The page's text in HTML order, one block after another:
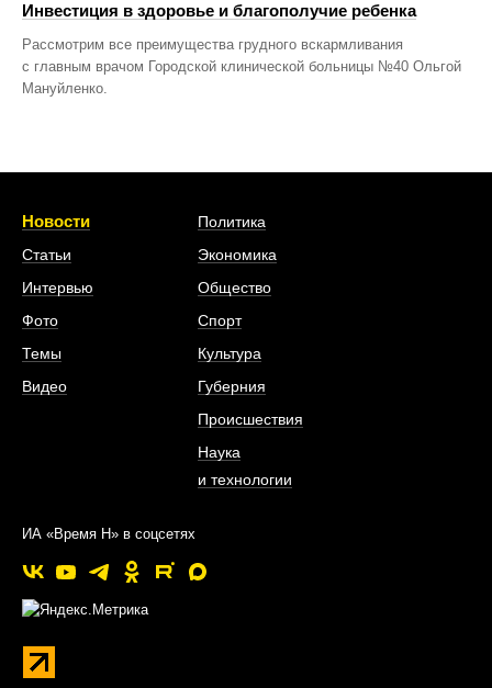
Инвестиция в здоровье и благополучие ребенка
Рассмотрим все преимущества грудного вскармливания
с главным врачом Городской клинической больницы №40 Ольгой
Мануйленко.
Новости
Статьи
Интервью
Фото
Темы
Видео
Политика
Экономика
Общество
Спорт
Культура
Губерния
Происшествия
Наука
и технологии
ИА «Время Н» в соцсетях